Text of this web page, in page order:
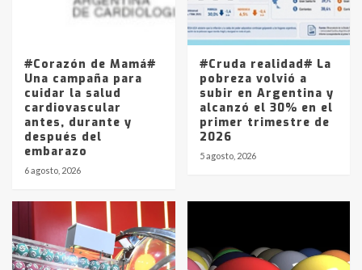
Los precios de los combustibles en
La Pampa, desde YPF hasta Axion
entre 857 a 1338 pesos
#Corazón de Mamá#
Una campaña para
cuidar la salud
cardiovascular
antes, durante y
después del
embarazo
6 agosto, 2026
#Cruda realidad# La
pobreza volvió a
subir en Argentina y
alcanzó el 30% en el
primer trimestre de
2026
5 agosto, 2026